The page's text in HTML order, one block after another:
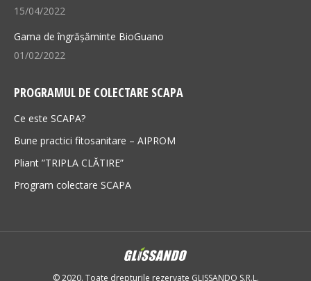
15/04/2022
Gama de îngrășăminte BioGuano
01/02/2022
PROGRAMUL DE COLECTARE SCAPA
Ce este SCAPA?
Bune practici fitosanitare – AIPROM
Pliant ”TRIPLA CLĂTIRE”
Program colectare SCAPA
© 2020. Toate drepturile rezervate GLISSANDO S.R.L.